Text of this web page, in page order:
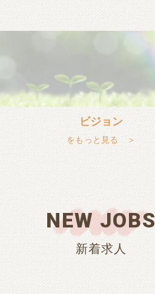
ビジョン
をもっと見る ＞
新着求人
NEW JOBS